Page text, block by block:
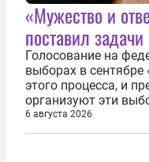
«Мужество и
поставил
Голосование на
выборах в сентябре
этого процесса, и
организуют эти
ответственного
власти», —
6 августа 2026